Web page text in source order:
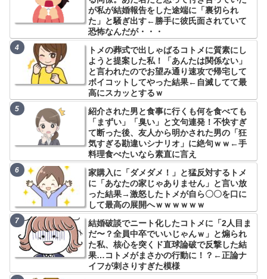
が私が結婚報告をした途端に「裏切られ
た」と騒ぎ出す←勝手に彼氏面されていて
恐怖なんだが・・・
トメの葬式で出しゃばるコトメに質素にし
ようと提案した私！「あんたは関係ない」
と言われたのでお望み通り速攻で帰宅して
ボイコットしてやった結果←自滅してて最
高にスカッとするｗ
紹介された男と食事に行くも何を食べても
「まずい」「臭い」と文句連発！不快すぎ
て断った後、友人から明かされた男の「狂
気すぎる勘違いシナリオ」に絶句ｗｗ←手
料理食べたいなら素直に言え
家購入に「ダメダメ！」と猛反対するトメ
に「あなたの家じゃありません」と言い放
った結果→激怒したトメが自ら〇〇を口に
して最高の展開へｗｗｗｗｗｗ
結婚破談でニート化したコトメに「2人目ま
だ〜？全員中卒でいいじゃんｗ」と煽られ
た私、核心を突くド直球論破で反撃した結
果…コトメがまさかの行動に！？←正論ナ
イフが刺さりすぎた模様